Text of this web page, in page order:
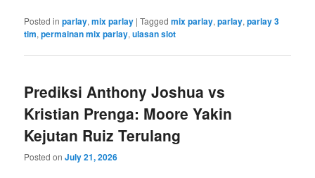
Posted in parlay,mix parlay |Tagged mix parlay,parlay,parlay 3
tim,permainan mix parlay,ulasan slot
Prediksi Anthony Joshua vs
Kristian Prenga: Moore Yakin
Kejutan Ruiz Terulang
Posted onJuly 21, 2026